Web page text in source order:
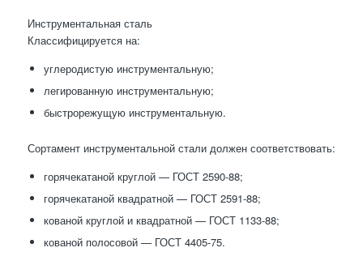
Инструментальная сталь
Классифицируется на:
углеродистую инструментальную;
легированную инструментальную;
быстрорежущую инструментальную.
Сортамент инструментальной стали должен соответствовать:
горячекатаной круглой — ГОСТ 2590-88;
горячекатаной квадратной — ГОСТ 2591-88;
кованой круглой и квадратной — ГОСТ 1133-88;
кованой полосовой — ГОСТ 4405-75.